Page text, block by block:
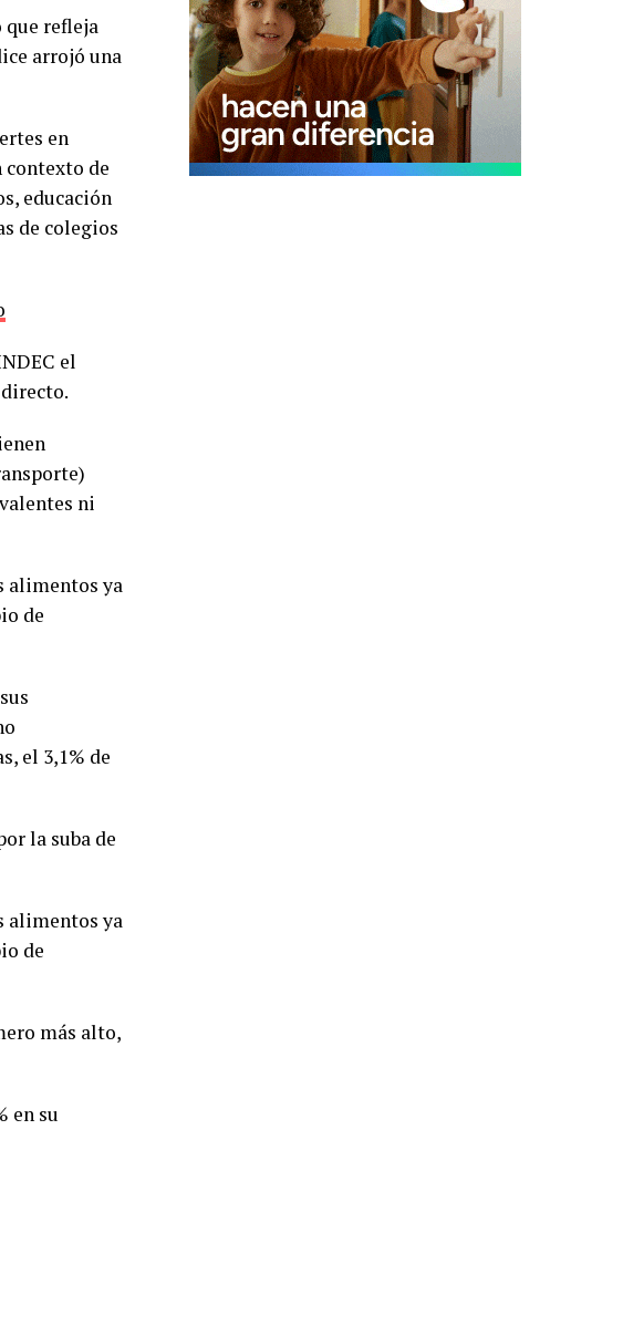
refleja
arrojó una
en
contexto de
educación
de colegios
el
ni
alimentos ya
de
el 3,1% de
la suba de
alimentos ya
de
más alto,
en su